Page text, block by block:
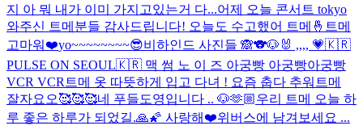
지 아 뭐 내가 이미 가지고있는거 다...어제 오늘 콘서트 tokyo
와주신 트메분들 감사드립니다! 오늘도 수고했어 트메🤞 트메
고마워❤️yo~~~~~~~~😎비하인드 사진들 🙈🐨🐶🐰 ,,,, 💗🇰🇷
PULSE ON SEOUL🇰🇷 맥 썸 노 이 즈 아궁빵 아궁빵아궁빵
VCR VCR 트메 옷 따뜻하게 입고 다녀 ! 요즘 춥다 추워 트메
잘자요오🥰🥰🥰네 푸들도영입니다 .. 🐶🫶🏼우리 트메 오늘 하
루 좋은 하루가 되었길.🙏🌠 사랑해❤️위버스에 남겨보세요 ...